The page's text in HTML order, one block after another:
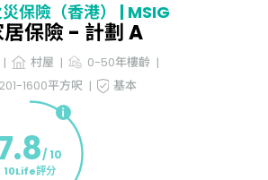
保險（香港） | MSIG
保險 - 計劃 A
村屋
0-50年樓齡
1600平方呎
基本
/ 10
10Life評分